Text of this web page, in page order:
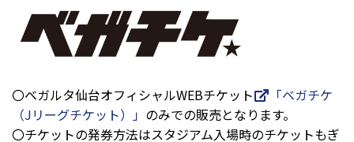
〇ベガルタ仙台オフィシャルWEBチケット
「ベガチケ
（Jリーグチケット）」 のみでの販売となります。
〇チケットの発券方法はスタジアム入場時のチケットもぎ